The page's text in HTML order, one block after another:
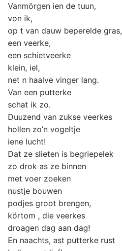
Vanmörgen ien de tuun,
von ik,
op t van dauw beperelde gras,
een veerke,
een schietveerke
klein, iel,
net n haalve vinger lang.
Van een putterke
schat ik zo.
Duuzend van zukse veerkes
hollen zo’n vogeltje
iene lucht!
Dat ze slieten is begriepelek
zo drok as ze binnen
met voer zoeken
nustje bouwen
podjes groot brengen,
körtom , die veerkes
droagen dag aan dag!
En naachts, ast putterke rust